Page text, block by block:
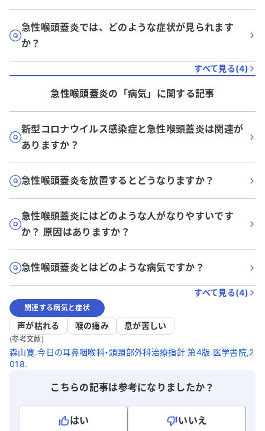
急性喉頭蓋炎では、どのような症状が見られます
か？
すべて見る(4)
急性喉頭蓋炎の「病気」に関する記事
新型コロナウイルス感染症と急性喉頭蓋炎は関連が
ありますか？
急性喉頭蓋炎を放置するとどうなりますか？
急性喉頭蓋炎にはどのような人がなりやすいです
か？ 原因はありますか？
急性喉頭蓋炎とはどのような病気ですか？
すべて見る(4)
関連する病気と症状
声が枯れる 喉の痛み 息が苦しい
(参考文献)
森山寛.今日の耳鼻咽喉科・頭頸部外科治療指針 第4版.医学書院,2
018.
こちらの記事は参考になりましたか？
はい いいえ